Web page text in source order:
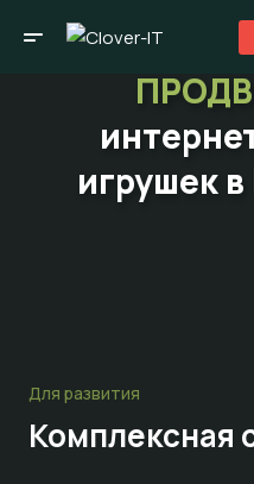
игрушек
Для развития
Комплексная